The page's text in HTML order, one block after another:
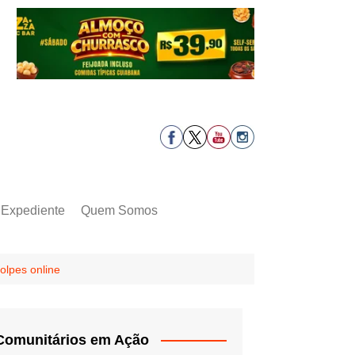
Expediente Quem Somos
online
em Ação